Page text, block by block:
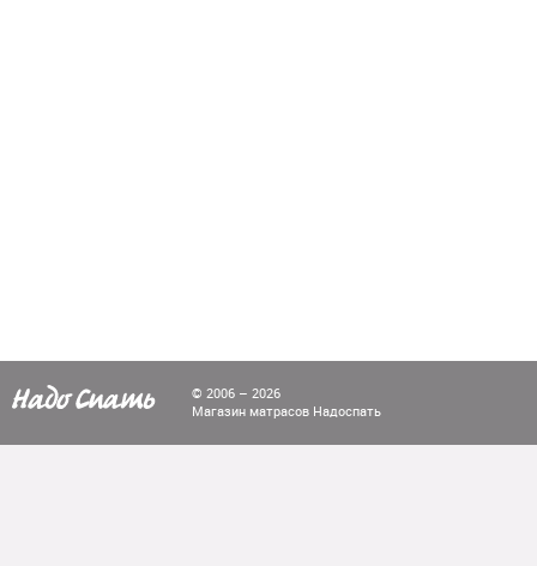
© 2006 – 2026
Магазин матрасов Надоспать